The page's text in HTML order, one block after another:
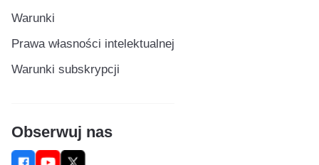
Warunki
Prawa własności intelektualnej
Warunki subskrypcji
Obserwuj nas